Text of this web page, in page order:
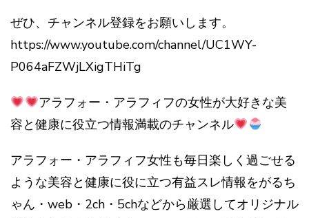
ぜひ、チャンネル登録をお願いします。
https://www.youtube.com/channel/UC1WY-
P064aFZWjLXigTHiTg
アラフォー・アラフィフの女性が大好きな美
容と健康に役立つ情報満載のチャンネル
アラフォー・アラフィフ女性も毎日楽しく過ごせる
ような美容と健康に役に立つ有益スレ情報をがるち
ゃん・web・2ch・5chなどから厳選してオリジナル